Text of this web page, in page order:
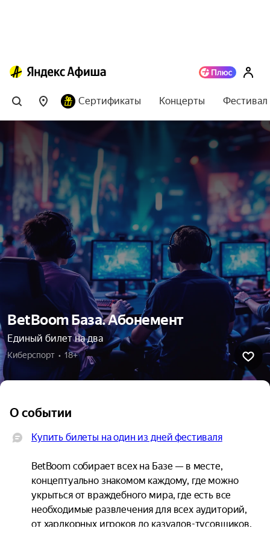
Сертификаты Концерты
BetBoom База. Абонемент
Единый билет на два
Киберспорт  •  18+
О событии
Купить билеты на один из дней фестиваля
BetBoom собирает всех на Базе — в месте,
концептуально знакомом каждому, где можно
укрыться от враждебного мира, где есть все
необходимые развлечения для всех аудиторий,
от хардкорных игроков до казуалов-тусовщиков.